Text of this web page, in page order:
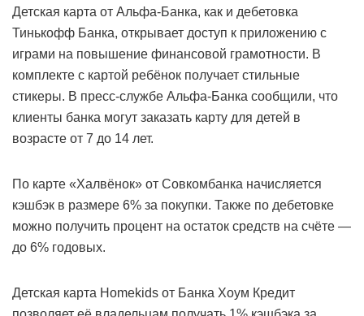
Детская карта от Альфа-Банка, как и дебетовка
Тинькофф Банка, открывает доступ к приложению с
играми на повышение финансовой грамотности. В
комплекте с картой ребёнок получает стильные
стикеры. В пресс-службе Альфа-Банка сообщили, что
клиенты банка могут заказать карту для детей в
возрасте от 7 до 14 лет.
По карте «Халвёнок» от Совкомбанка начисляется
кэшбэк в размере 6% за покупки. Также по дебетовке
можно получить процент на остаток средств на счёте —
до 6% годовых.
Детская карта Homekids от Банка Хоум Кредит